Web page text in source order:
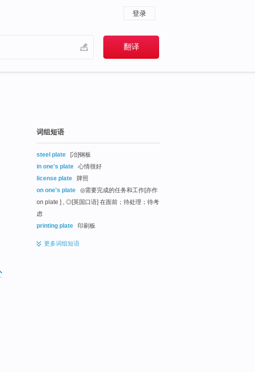
登录
词组短语
steel plate
[冶]钢板
in one's plate
心情很好
license plate
牌照
on one's plate
◎需要完成的任务和工作[亦作
on plate ] , ◎[英国口语] 在面前；待处理；待考
虑
printing plate
印刷板
更多词组短语